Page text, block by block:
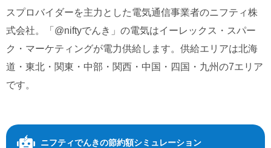
北陸電力エリア 中国電力エリア
関西電力エリア 四国電力エリア
北海道電力エリア 九州電力エリア
スプロバイダーを主力とした電気通信事業者のニフティ株
式会社。「@niftyでんき」の電気はイーレックス・スパー
ク・マーケティングが電力供給します。供給エリアは北海
道・東北・関東・中部・関西・中国・四国・九州の7エリア
です。
ニフティでんきの節約額シミュレーション